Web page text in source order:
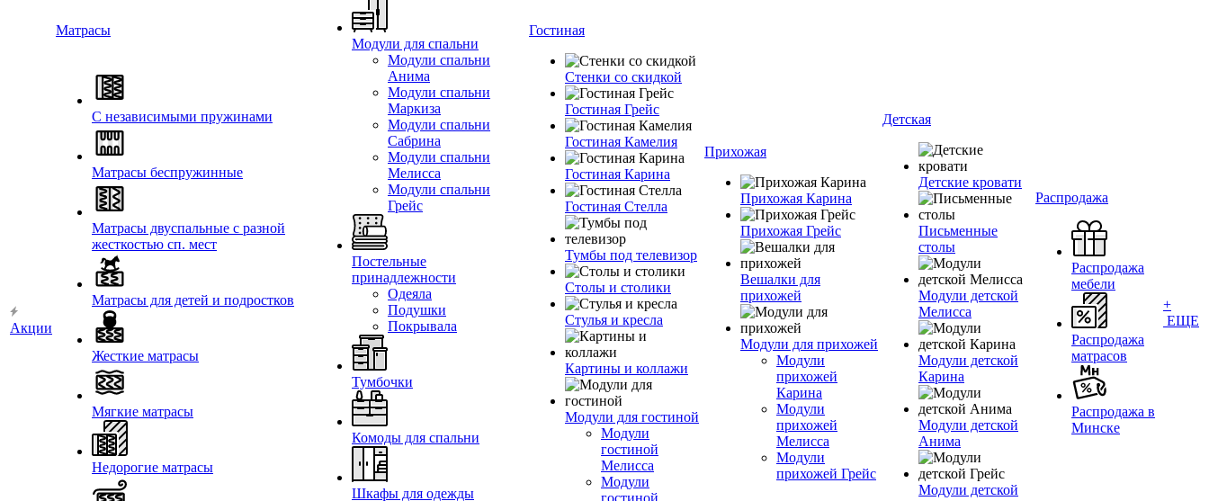
Акции
Матрасы
С независимыми пружинами
Матрасы беспружинные
Матрасы двуспальные с разной
жесткостью сп. мест
Матрасы для детей и подростков
Жесткие матрасы
Мягкие матрасы
Недорогие матрасы
Модули для спальни
Модули спальни
Анима
Модули спальни
Маркиза
Модули спальни
Сабрина
Модули спальни
Мелисса
Модули спальни
Грейс
Постельные
принадлежности
Одеяла
Подушки
Покрывала
Тумбочки
Комоды для спальни
Шкафы для одежды
Гостиная
Стенки со скидкой
Гостиная Грейс
Гостиная Камелия
Гостиная Карина
Гостиная Стелла
Тумбы под телевизор
Столы и столики
Стулья и кресла
Картины и коллажи
Модули для гостиной
Модули
гостиной
Мелисса
Модули
гостиной
Прихожая
Прихожая Карина
Прихожая Грейс
Вешалки для
прихожей
Модули для прихожей
Модули
прихожей
Карина
Модули
прихожей
Мелисса
Модули
прихожей Грейс
Детская
Детские кровати
Письменные
столы
Модули детской
Мелисса
Модули детской
Карина
Модули детской
Анима
Модули детской
Распродажа
Распродажа
мебели
Распродажа
матрасов
Распродажа в
Минске
+
ЕЩЕ